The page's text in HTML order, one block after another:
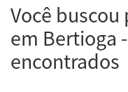
Você buscou
em Bertioga
encontrados